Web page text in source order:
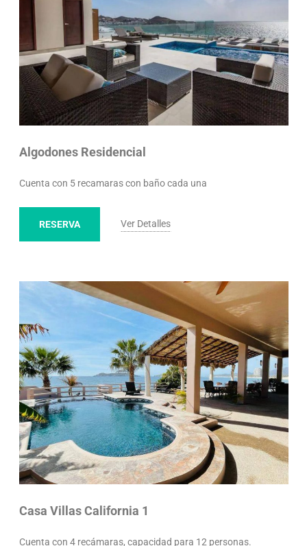
Algodones Residencial
Cuenta con 5 recamaras con baño cada una
Ver Detalles
RESERVA
Casa Villas California 1
Cuenta con 4 recámaras, capacidad para 12 personas.